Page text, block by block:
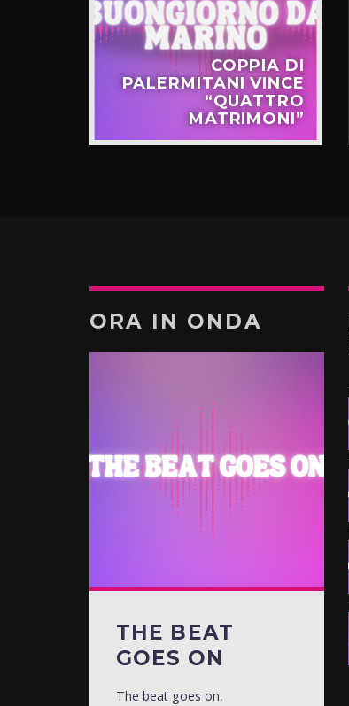
COPPIA DI
PALERMITANI VINCE
“QUATTRO
MATRIMONI”
ORA IN ONDA
THE BEAT
GOES ON
The beat goes on,